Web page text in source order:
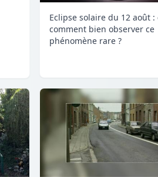
Eclipse solaire du 12 août :
comment bien observer ce
phénomène rare ?